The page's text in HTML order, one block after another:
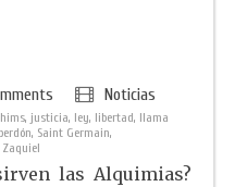
Noticias
, justicia, ley, libertad, llama
perdón, Saint Germain,
Zaquiel
las Alquimias?